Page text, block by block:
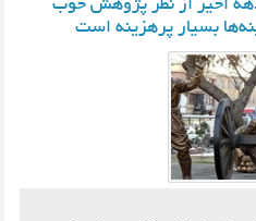
اخیر از نظر پژوهش خوب
بسیار پرهزینه است